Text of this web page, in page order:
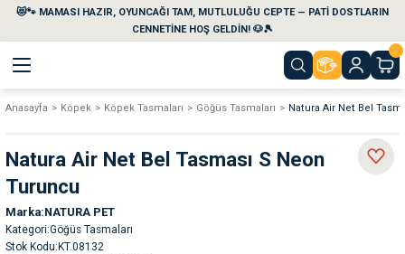
😻🐾 MAMASI HAZIR, OYUNCAĞI TAM, MUTLULUĞU CEPTE — PATİ DOSTLARIN
CENNETİNE HOŞ GELDİN! 🐶🎾
Geri Dön
Geri Dön
Temizlik Ürünleri
Geri Dön
Geri Dön
Geri Dön
Geri Dön
Anasayfa Köpek Köpek Tasmaları Göğüs Tasmaları Natura Air Net Bel
Natura Air Net Bel Tasması S Neon
Turuncu
Marka NATURA PET
Kategori Göğüs Tasmaları
Stok Kodu KT.08132